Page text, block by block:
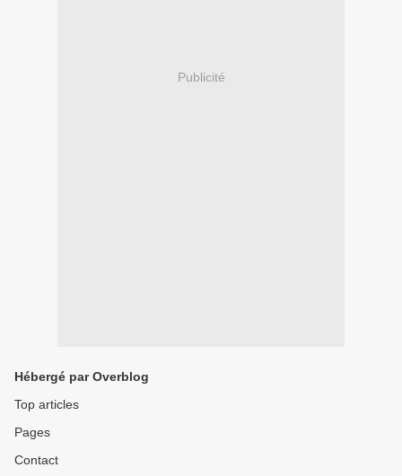
Publicité
Hébergé par Overblog
Top articles
Pages
Contact